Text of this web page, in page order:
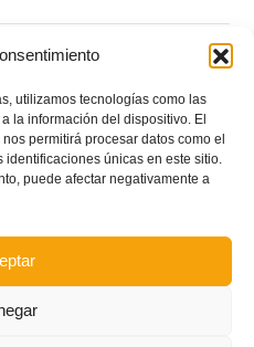
utilizamos tecnologías como las
la información del dispositivo. El
permitirá procesar datos como el
únicas en este sitio.
puede afectar negativamente a
de la Copa Federación
calendario de Tercera
la temporada 2026/2027
2026/2027
VI de Tercera Federación